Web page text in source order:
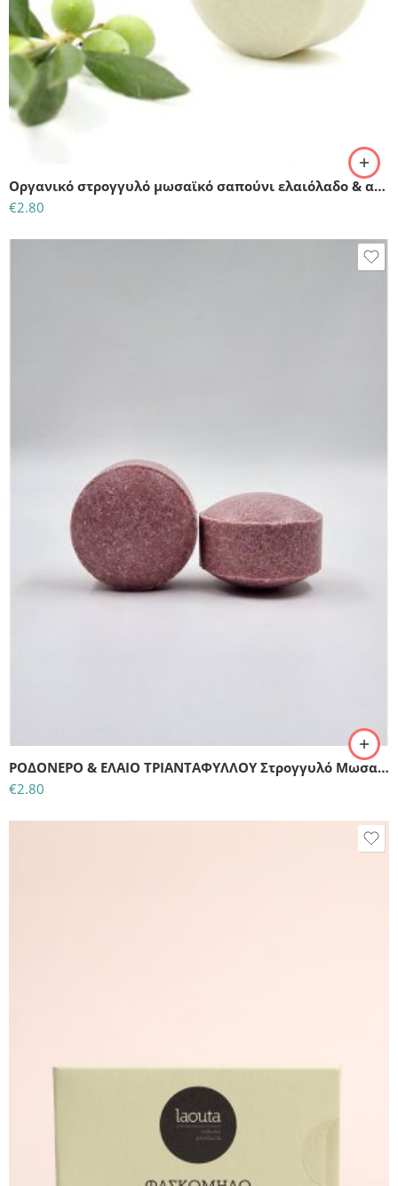
Οργανικό στρογγυλό μωσαϊκό σαπούνι ελαιόλαδο & αλάτι – BIO (50gr)
€2.80
ΡΟΔΟΝΕΡΟ & ΕΛΑΙΟ ΤΡΙΑΝΤΑΦΥΛΛΟΥ Στρογγυλό Μωσαϊκό Σαπούνι (50gr)
€2.80